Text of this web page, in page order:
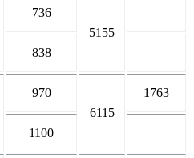
736
5155
838
970
6115
1763
1100